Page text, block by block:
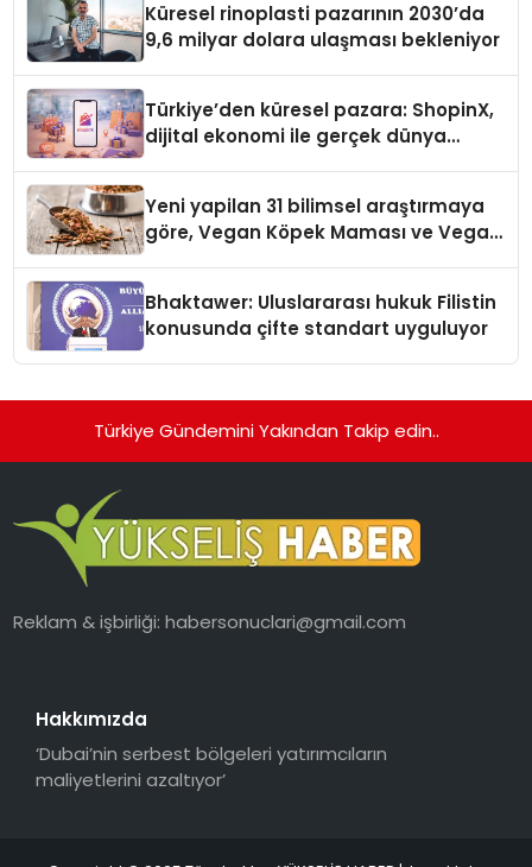
Küresel rinoplasti pazarının 2030’da
9,6 milyar dolara ulaşması bekleniyor
Türkiye’den küresel pazara: ShopinX,
dijital ekonomi ile gerçek dünya
Yeni yapilan 31 bilimsel araştırmaya
göre, Vegan Köpek Maması ve Vegan
Bhaktawer: Uluslararası hukuk Filistin
konusunda çifte standart uyguluyor
Türkiye Gündemini Yakından Takip edin..
Reklam & işbirliği:habersonuclari@gmail.com
Hakkımızda
‘Dubai’nin serbest bölgeleri yatırımcıların
maliyetlerini azaltıyor’